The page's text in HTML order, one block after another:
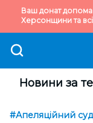
Ваш донат
Херсонщини та
Новини за
#Апеляційний суд